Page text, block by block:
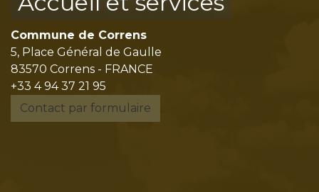
Commune de Correns
5, Place Général de Gaulle
83570 Correns - FRANCE
+33 4 94 37 21 95
Contact par formulaire